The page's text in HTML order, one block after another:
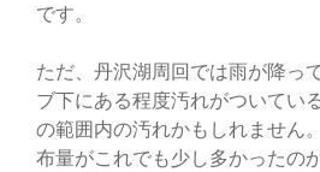
です。
ただ、丹沢湖周回では雨が降っ
ブ下にある程度汚れがついてい
の範囲内の汚れかもしれません
布量がこれでも少し多かったの